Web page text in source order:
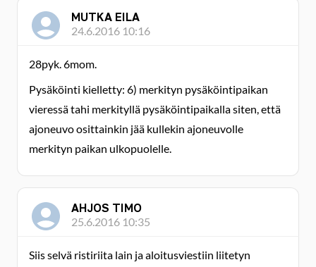
MUTKA EILA
24.6.2016 10:16
28pyk. 6mom.
Pysäköinti kielletty: 6) merkityn pysäköintipaikan
vieressä tahi merkityllä pysäköintipaikalla siten, että
ajoneuvo osittainkin jää kullekin ajoneuvolle
merkityn paikan ulkopuolelle.
AHJOS TIMO
25.6.2016 10:35
Siis selvä ristiriita lain ja aloitusviestiin liitetyn